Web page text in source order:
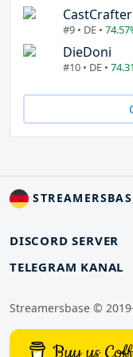
CastCrafter
#9 • DE •
DieDoni
#10 • DE •
DISCORD SERVER
TELEGRAM KANAL
Streamersbase ©